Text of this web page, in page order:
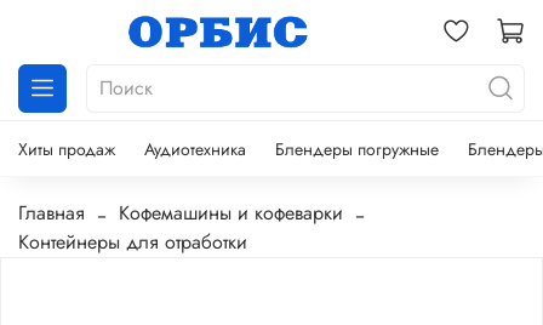
Хиты продаж Аудиотехника Блендеры погружные
Главная
Кофемашины и кофеварки
Контейнеры для отработки